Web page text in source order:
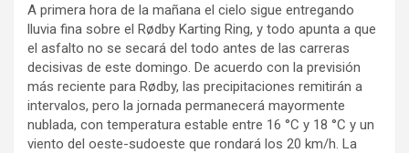
A primera hora de la mañana el cielo sigue entregando
lluvia fina sobre el Rødby Karting Ring, y todo apunta a que
el asfalto no se secará del todo antes de las carreras
decisivas de este domingo. De acuerdo con la previsión
más reciente para Rødby, las precipitaciones remitirán a
intervalos, pero la jornada permanecerá mayormente
nublada, con temperatura estable entre 16 °C y 18 °C y un
viento del oeste-sudoeste que rondará los 20 km/h. La